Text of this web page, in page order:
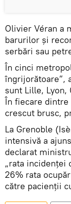
Olivier Véran a
barurilor și
serbări sau
În cinci
îngrijorătoare”,
sunt Lille, Lyon,
În fiecare dintre
crescut brusc,
La Grenoble
intensivă a
declarat
„rata incidenței
26% rata
către pacienții